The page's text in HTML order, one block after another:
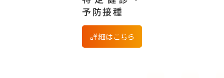
予防接種
詳細はこちら